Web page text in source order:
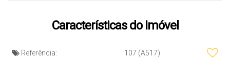
Características do Imóvel
Referência: 107 (A517)